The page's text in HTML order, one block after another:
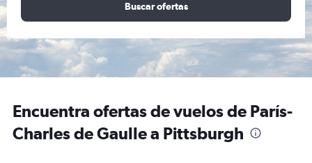
Buscar ofertas
Encuentra ofertas de vuelos de París-
Charles de Gaulle a Pittsburgh